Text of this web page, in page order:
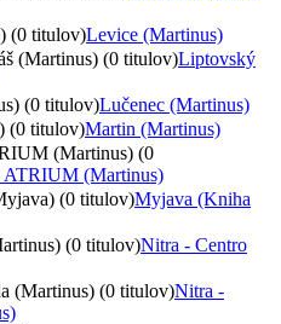
(0 titulov)Levice (Martinus)
(Martinus) (0 titulov)Liptovský
(0 titulov)Lučenec (Martinus)
(0 titulov)Martin (Martinus)
(Martinus) (0
ATRIUM (Martinus)
(0 titulov)Myjava (Kniha
(0 titulov)Nitra - Centro
(Martinus) (0 titulov)Nitra -